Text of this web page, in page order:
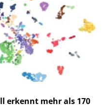
erkennt mehr als 170